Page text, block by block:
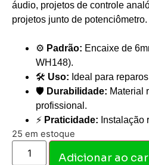
áudio, projetos de controle
projetos junto de potenciômetro.
⚙️ Padrão: Encaixe de
WH148).
🛠️ Uso: Ideal para
🛡️ Durabilidade: Material
profissional.
⚡ Praticidade: Instalação
25 em estoque
Adicionar ao